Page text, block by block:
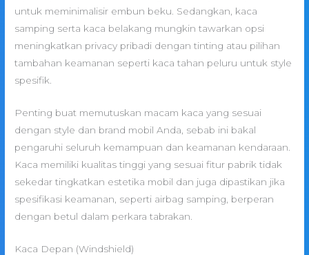
untuk meminimalisir embun beku. Sedangkan, kaca
samping serta kaca belakang mungkin tawarkan opsi
meningkatkan privacy pribadi dengan tinting atau pilihan
tambahan keamanan seperti kaca tahan peluru untuk style
spesifik.
Penting buat memutuskan macam kaca yang sesuai
dengan style dan brand mobil Anda, sebab ini bakal
pengaruhi seluruh kemampuan dan keamanan kendaraan.
Kaca memiliki kualitas tinggi yang sesuai fitur pabrik tidak
sekedar tingkatkan estetika mobil dan juga dipastikan jika
spesifikasi keamanan, seperti airbag samping, berperan
dengan betul dalam perkara tabrakan.
Kaca Depan (Windshield)